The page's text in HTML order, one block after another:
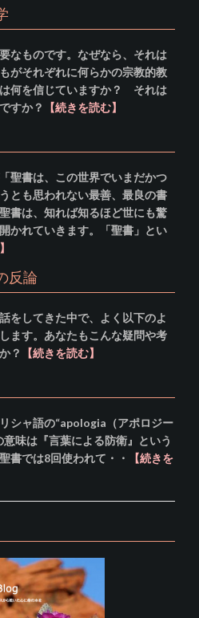
なものです。なぜなら、それは
がそれぞれに何らかの宗教的教
何を信じていますか？ それは
すか？
【続きを読む】
聖書は、この世界でいまだかつ
とも思われない最善、最良の書
書は、知れば知るほど世にも驚
かれていきます。「聖書」とい
反論
をしてきた中で、よく以下のよ
ます。あなたもこんな疑問や考
？
【続きを読む】
シャ語の“apologia（アポロジー
味は『言葉による防衛』という
書では8回使われて・・
【続きを